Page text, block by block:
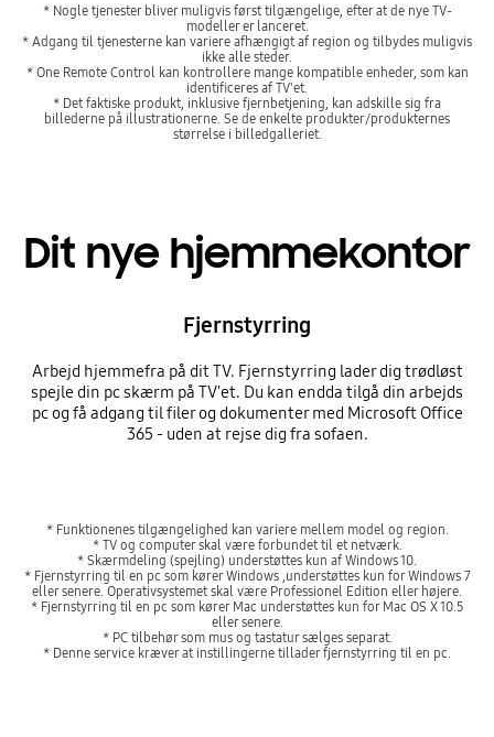
* Nogle tjenester bliver muligvis først tilgængelige, efter at de nye TV-
modeller er lanceret.
* Adgang til tjenesterne kan variere afhængigt af region og tilbydes muligvis
ikke alle steder.
* One Remote Control kan kontrollere mange kompatible enheder, som kan
identificeres af TV'et.
* Det faktiske produkt, inklusive fjernbetjening, kan adskille sig fra
billederne på illustrationerne. Se de enkelte produkter/produkternes
størrelse i billedgalleriet.
Dit nye hjemmekontor
Fjernstyrring
Arbejd hjemmefra på dit TV. Fjernstyrring lader dig trødløst
spejle din pc skærm på TV'et. Du kan endda tilgå din arbejds
pc og få adgang til filer og dokumenter med Microsoft Office
365 - uden at rejse dig fra sofaen.
* Funktionenes tilgængelighed kan variere mellem model og region.
* TV og computer skal være forbundet til et netværk.
* Skærmdeling (spejling) understøttes kun af Windows 10.
* Fjernstyrring til en pc som kører Windows ,understøttes kun for Windows 7
eller senere. Operativsystemet skal være Professionel Edition eller højere.
* Fjernstyrring til en pc som kører Mac understøttes kun for Mac OS X 10.5
eller senere.
* PC tilbehør som mus og tastatur sælges separat.
* Denne service kræver at instillingerne tillader fjernstyrring til en pc.